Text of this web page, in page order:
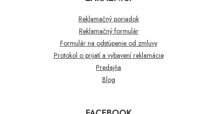
Reklamačný poriadok
Reklamačný formulár
Formulár na odstúpenie od zmluvy
Protokol o prijatí a vybavení reklamácie
Predajňa
Blog